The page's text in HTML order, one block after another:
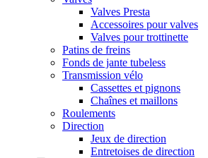
Valves Presta
Accessoires pour valves
Valves pour trottinette
Patins de freins
Fonds de jante tubeless
Transmission vélo
Cassettes et pignons
Chaînes et maillons
Roulements
Direction
Jeux de direction
Entretoises de direction